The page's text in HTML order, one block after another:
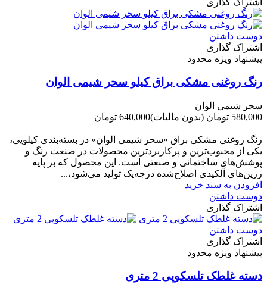
اشتراک گذاری
دوست داشتن
اشتراک گذاری
پیشنهاد ویژه محدود
رنگ روغنی مشکی براق کیلو سحر شیمی الوان
سحر شیمی الوان
580,000 تومان
(بدون مالیات)640,000 تومان
رنگ روغنی مشکی براق «سحر شیمی الوان» در بسته‌بندی کیلویی،
یکی از محبوب‌ترین و پرکاربردترین محصولات در صنعت رنگ و
پوشش‌های ساختمانی و صنعتی است. این محصول که بر پایه
رزین‌های آلکیدی اصلاح‌شده درجه‌یک تولید می‌شود،...
افزودن به سبد خرید
دوست داشتن
اشتراک گذاری
دوست داشتن
اشتراک گذاری
پیشنهاد ویژه محدود
دسته غلطک تلسکوپی 2 متری